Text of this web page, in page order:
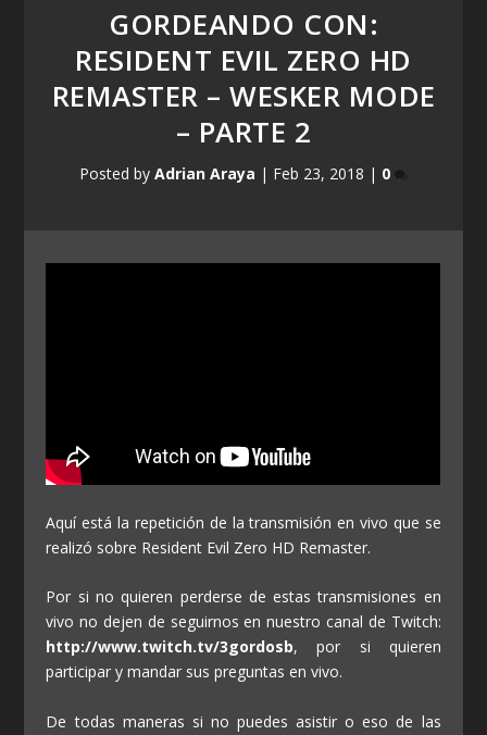
GORDEANDO CON:
RESIDENT EVIL ZERO HD
REMASTER – WESKER MODE
– PARTE 2
Posted by Adrian Araya | Feb 23, 2018 | 0
Aquí está la repetición de la transmisión en vivo que se
realizó sobre Resident Evil Zero HD Remaster.
Por si no quieren perderse de estas transmisiones en
vivo no dejen de seguirnos en nuestro canal de Twitch:
http://www.twitch.tv/3gordosb, por si quieren
participar y mandar sus preguntas en vivo.
De todas maneras si no puedes asistir o eso de las